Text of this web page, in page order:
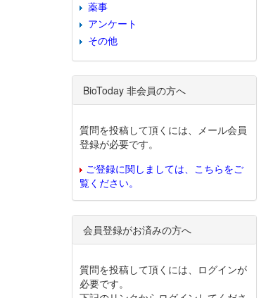
薬事
アンケート
その他
BioToday 非会員の方へ
質問を投稿して頂くには、メール会員
登録が必要です。
ご登録に関しましては、こちらをご
覧ください。
会員登録がお済みの方へ
質問を投稿して頂くには、ログインが
必要です。